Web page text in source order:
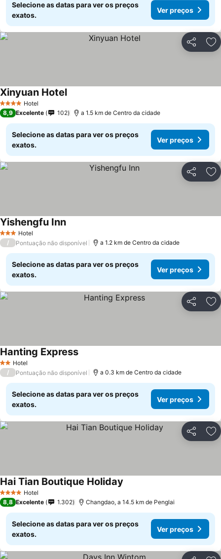
Selecione as datas para ver os preços
exatos.
Ver preços
Partilhar
4 EstrelasHotel
Xinyuan Hotel
8,9 Excelente 102 a 1.5 km de Centro da cidade
Selecione as datas para ver os preços
exatos.
Ver preços
Partilhar
3 EstrelasHotel
Yishengfu Inn
/ Pontuação não disponível a 1.2 km de Centro da cidade
Selecione as datas para ver os preços
exatos.
Ver preços
Partilhar
2 Estrelas
Hotel
Hanting Express
/ Pontuação não disponível a 0.3 km de Centro da cidade
Selecione as datas para ver os preços
exatos.
Ver preços
Partilhar
4 EstrelasHotel
Hai Tian Boutique Holiday
8,8 Excelente 1.302 Changdao, a 14.5 km de Penglai
Selecione as datas para ver os preços
exatos.
Ver preços